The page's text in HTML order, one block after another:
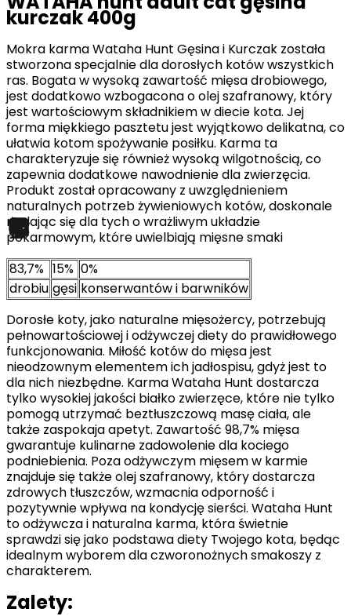
kurczak 400g
Mokra karma Wataha Hunt Gęsina i Kurczak została
stworzona specjalnie dla dorosłych kotów wszystkich
ras. Bogata w wysoką zawartość mięsa drobiowego,
jest dodatkowo wzbogacona o olej szafranowy, który
jest wartościowym składnikiem w diecie kota. Jej
forma miękkiego pasztetu jest wyjątkowo delikatna, co
ułatwia kotom spożywanie posiłku. Karma ta
charakteryzuje się również wysoką wilgotnością, co
zapewnia dodatkowe nawodnienie dla zwierzęcia.
Produkt został opracowany z uwzględnieniem
naturalnych potrzeb żywieniowych kotów, doskonale
nadając się dla tych o wrażliwym układzie
pokarmowym, które uwielbiają mięsne smaki
83,7% 15% 0%
drobiu gęsi konserwantów i barwników
Dorosłe koty, jako naturalne mięsożercy, potrzebują
pełnowartościowej i odżywczej diety do prawidłowego
funkcjonowania. Miłość kotów do mięsa jest
nieodzownym elementem ich jadłospisu, gdyż jest to
dla nich niezbędne. Karma Wataha Hunt dostarcza
tylko wysokiej jakości białko zwierzęce, które nie tylko
pomogą utrzymać beztłuszczową masę ciała, ale
także zaspokaja apetyt. Zawartość 98,7% mięsa
gwarantuje kulinarne zadowolenie dla kociego
podniebienia. Poza odżywczym mięsem w karmie
znajduje się także olej szafranowy, który dostarcza
zdrowych tłuszczów, wzmacnia odporność i
pozytywnie wpływa na kondycję sierści. Wataha Hunt
to odżywcza i naturalna karma, która świetnie
sprawdzi się jako podstawa diety Twojego kota, będąc
idealnym wyborem dla czworonożnych smakoszy z
charakterem.
Zalety: